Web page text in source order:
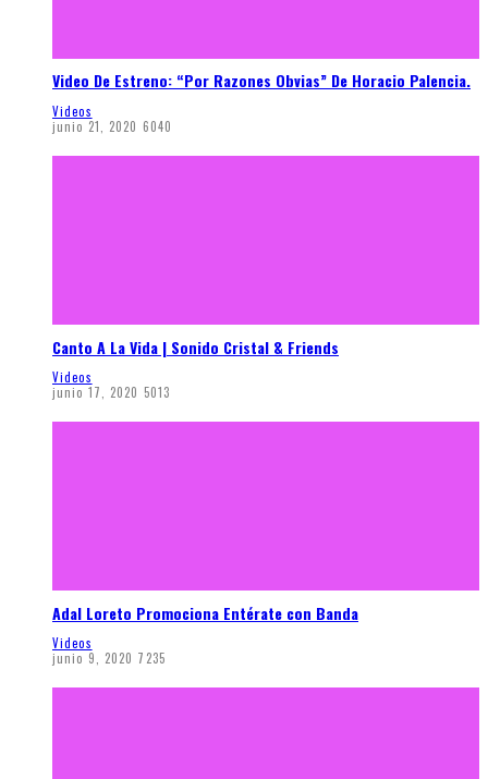
Video De Estreno: “Por Razones Obvias” De Horacio Palencia.
Videos
junio 21, 2020 6040
Canto A La Vida | Sonido Cristal & Friends
Videos
junio 17, 2020 5013
Adal Loreto Promociona Entérate con Banda
Videos
junio 9, 2020 7235